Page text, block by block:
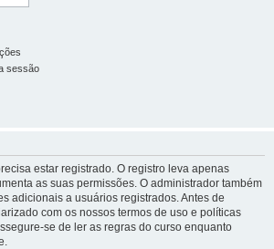
sessão
estar registrado. O registro leva apenas
as suas permissões. O administrador também
adicionais a usuários registrados. Antes de
com os nossos termos de uso e políticas
se de ler as regras do curso enquanto